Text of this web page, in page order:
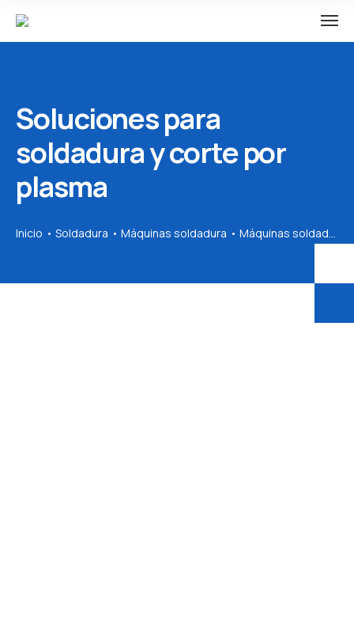
Soluciones para
soldadura y corte por
plasma
Inicio Soldadura Máquinas soldadura Máquinas soldadura MIG/MAG